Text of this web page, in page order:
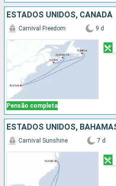
ESTADOS UNIDOS, CANADÁ
Pensão completa
Carnival Freedom 9 d
ESTADOS UNIDOS,
Carnival Sunshine 7 d